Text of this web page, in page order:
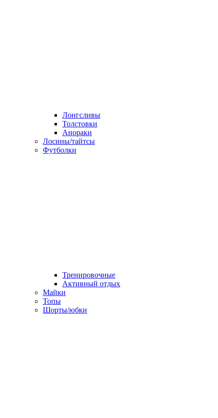
Лонгсливы
Толстовки
Анораки
Лосины/тайтсы
Футболки
Тренировочные
Активный отдых
Майки
Топы
Шорты/юбки